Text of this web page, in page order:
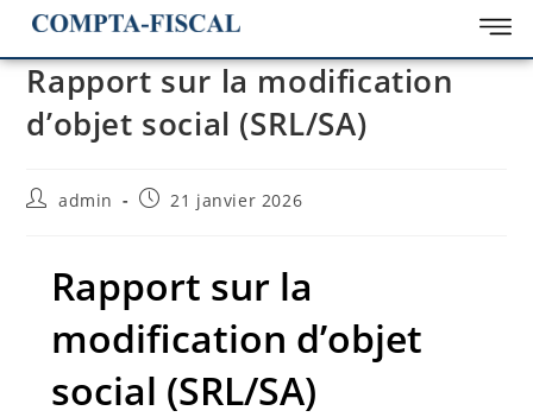
Rapport sur la modification
d’objet social (SRL/SA)
admin 21 janvier 2026
Rapport sur la
modification d’objet
social (SRL/SA)